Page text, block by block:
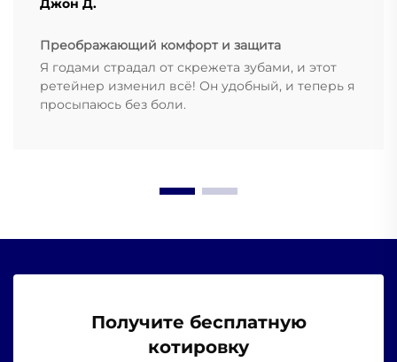
Джон Д.
Преображающий комфорт и защита
Я годами страдал от скрежета зубами, и этот
ретейнер изменил всё! Он удобный, и теперь я
просыпаюсь без боли.
Получите бесплатную
котировку